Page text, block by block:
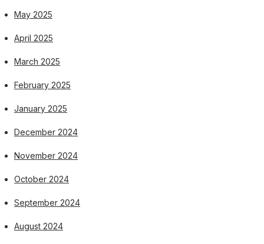
May 2025
April 2025
March 2025
February 2025
January 2025
December 2024
November 2024
October 2024
September 2024
August 2024